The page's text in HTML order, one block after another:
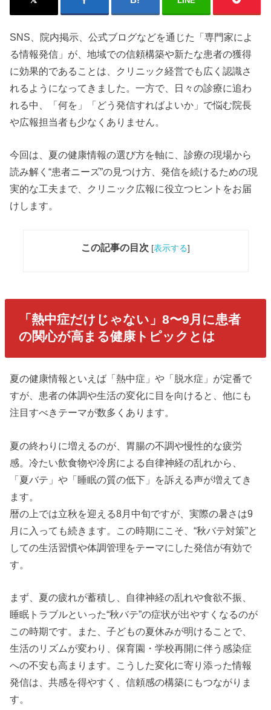
SNS、院内掲示、公式ブログなどを通じた「専門家によ
る情報発信」が、地域での信頼構築や新たな患者の獲得
に効果的であることは、クリニック経営でも広く認識さ
れるようになってきました。一方で、日々の診療に追わ
れる中、「何を」「どう発信すればよいか」で悩む院長
や広報担当者も少なくありません。
今回は、夏の健康情報の選び方を軸に、診療の現場から
読み解く“患者ニーズ”の見つけ方、発信を続けるための現
実的な工夫まで、クリニック広報に役立つヒントをお届
けします。
この記事の目次 [表示する]
「熱中症だけじゃない」8〜9月に患者
の関心が高まる健康トピックとは
夏の健康情報といえば「熱中症」や「脱水症」が定番で
すが、患者の体調や生活の変化に目を向けると、他にも
注目すべきテーマが数多くあります。
夏の終わりに増えるのが、胃腸の不調や慢性的な疲労
感。冷たい飲食物や冷房による自律神経の乱れから、
「夏バテ」や「睡眠の質の低下」を訴える声が増えてき
ます。
暦の上では立秋を迎える8月中旬ですが、実際の暑さは9
月に入っても続きます。この時期にこそ、“秋バテ対策”と
しての生活習慣や体調管理をテーマにした発信が有効で
す。
まず、夏の疲れが蓄積し、自律神経の乱れや食欲不振、
睡眠トラブルといった“秋バテ”の症状が出やすくなるのが
この時期です。また、子どもの夏休みが明けることで、
生活のリズムが変わり、保育園・学校再開に伴う感染症
への不安も高まります。こうした変化に寄り添った情報
発信は、共感を得やすく、信頼感の構築にもつながりま
す。